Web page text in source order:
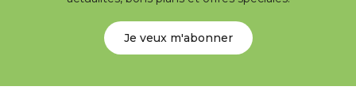
Je veux m'abonner